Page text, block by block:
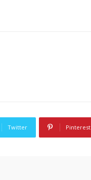
Twitter Pinterest